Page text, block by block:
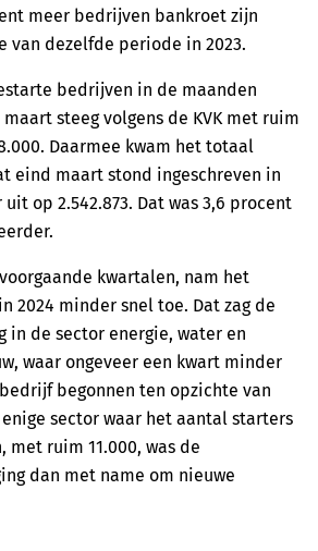
meer bedrijven bankroet zijn
van dezelfde periode in 2023.
bedrijven in de maanden
steeg volgens de KVK met ruim
Daarmee kwam het totaal
eind maart stond ingeschreven in
op 2.542.873. Dat was 3,6 procent
kwartalen, nam het
2024 minder snel toe. Dat zag de
in de sector energie, water en
waar ongeveer een kwart minder
begonnen ten opzichte van
sector waar het aantal starters
met ruim 11.000, was de
dan met name om nieuwe